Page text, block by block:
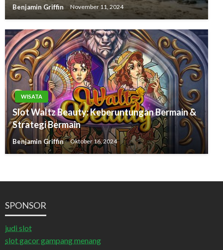
Benjamin Griffin November 11, 2024
WISATA
Slot Waltz Beauty: Keberuntungan Bermain &
Strategi Bermain
Benjamin Griffin Oktober 16, 2024
SPONSOR
judi slot
slot gacor gampang menang